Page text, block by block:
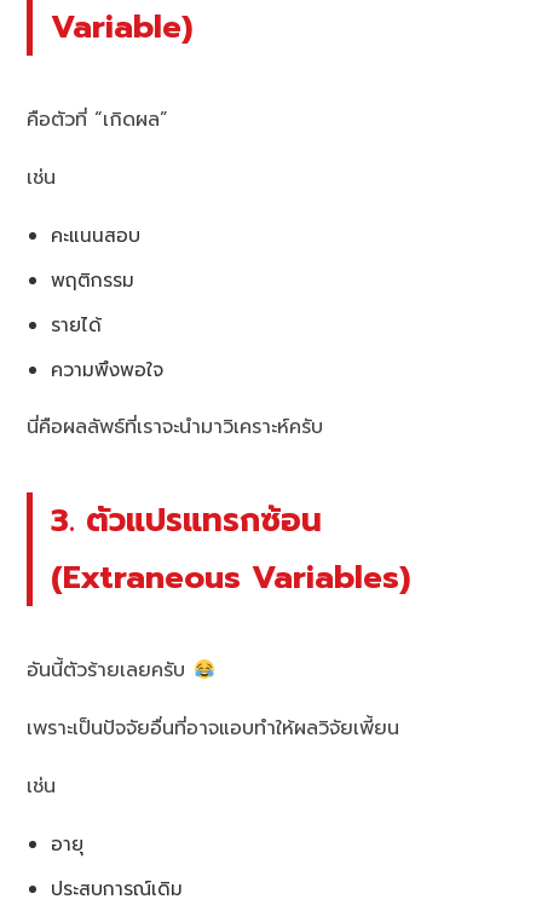
Variable)
คือตัวที่ “เกิดผล”
เช่น
คะแนนสอบ
พฤติกรรม
รายได้
ความพึงพอใจ
นี่คือผลลัพธ์ที่เราจะนำมาวิเคราะห์ครับ
3. ตัวแปรแทรกซ้อน
(Extraneous Variables)
อันนี้ตัวร้ายเลยครับ
เพราะเป็นปัจจัยอื่นที่อาจแอบทำให้ผลวิจัยเพี้ยน
เช่น
อายุ
ประสบการณ์เดิม